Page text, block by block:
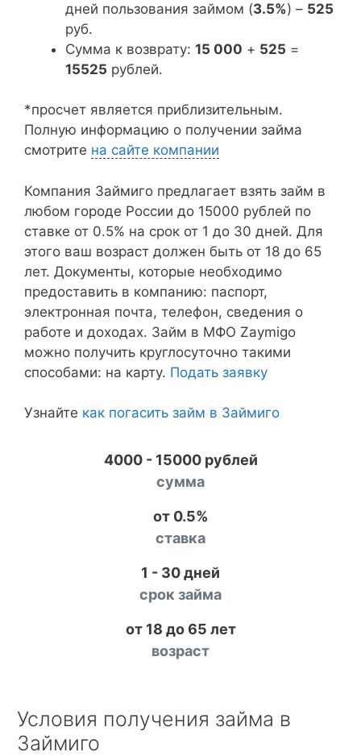
дней пользования займом (3.5%) – 525
руб.
Сумма к возврату: 15 000 + 525 =
15525 рублей.
*просчет является приблизительным.
Полную информацию о получении займа
смотрите на сайте компании
Компания Займиго предлагает взять займ в
любом городе России до 15000 рублей по
ставке от 0.5% на срок от 1 до 30 дней. Для
этого ваш возраст должен быть от 18 до 65
лет. Документы, которые необходимо
предоставить в компанию: паспорт,
электронная почта, телефон, сведения о
работе и доходах. Займ в МФО Zaymigo
можно получить круглосуточно такими
способами: на карту. Подать заявку
Узнайте как погасить займ в Займиго
4000 - 15000 рублей
сумма
от 0.5%
ставка
1 - 30 дней
срок займа
от 18 до 65 лет
возраст
Условия получения займа в
Займиго